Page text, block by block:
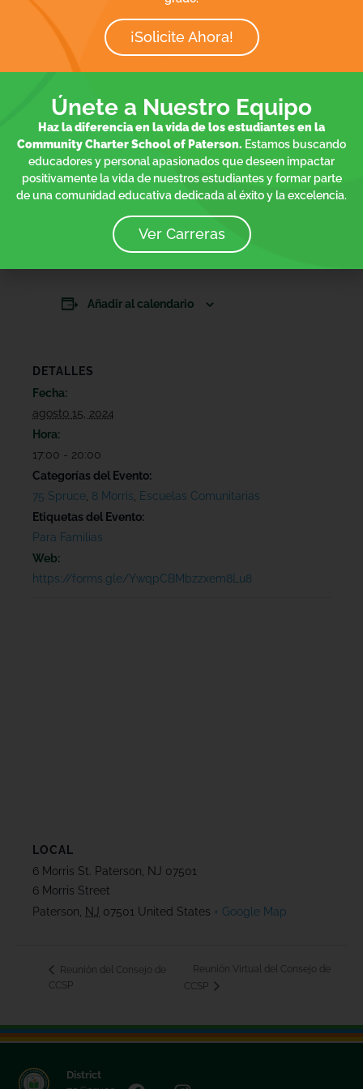
Añadir al calendario
DETALLES
Fecha:
agosto 15, 2024
Hora:
17:00 - 20:00
Categorías del Evento:
75 Spruce 8 Morris
Escuelas Comunitarias
Etiquetas del Evento:
Para Familias
Web:
https://forms.gle/YwqpCBMbzzxem8Lu8
LOCAL
6 Morris St. Paterson, NJ 07501
6 Morris Street
Paterson
NJ 07501 United States + Google Map
Reunión del Consejo de
CCSP
Reunión Virtual del Consejo de
CCSP
District
¡Solicite Ahora!
Únete a Nuestro Equipo
Haz la diferencia en la vida de los estudiantes en la
Community Charter School of Paterson. Estamos buscando
educadores y personal apasionados que deseen impactar
positivamente la vida de nuestros estudiantes y formar parte
de una comunidad educativa dedicada al éxito y la excelencia.
Ver Carreras